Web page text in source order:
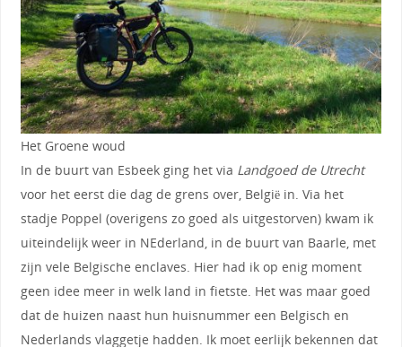
Het Groene woud
In de buurt van Esbeek ging het via Landgoed de Utrecht
voor het eerst die dag de grens over, België in. Via het
stadje Poppel (overigens zo goed als uitgestorven) kwam ik
uiteindelijk weer in NEderland, in de buurt van Baarle, met
zijn vele Belgische enclaves. Hier had ik op enig moment
geen idee meer in welk land in fietste. Het was maar goed
dat de huizen naast hun huisnummer een Belgisch en
Nederlands vlaggetje hadden. Ik moet eerlijk bekennen dat